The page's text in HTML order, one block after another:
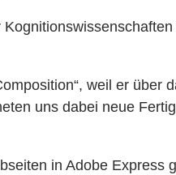
weil er
uns dabei neue
in Adobe